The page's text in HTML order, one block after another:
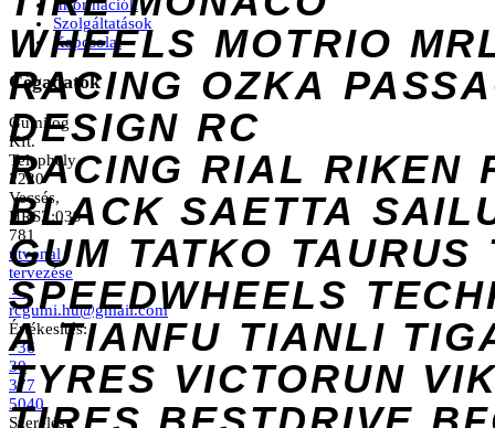
WHEELS MOTRIO
RACING OZKA
DESIGN RC
RACING RIAL RIKEN
BLACK SAETTA
GUM TATKO TAURUS
SPEEDWHEELS
A TIANFU TIANLI
TYRES VICTORUN
Információk
Szolgáltatások
Kapcsolat
Cégadatok
Gumilog
Kft.
Telephely
2220
Vecsés,
HRSZ:039
781
útvonal
tervezése
→
rcgumi.hu@gmail.com
Értékesítés:
+36
30
377
5040
Szerelés: